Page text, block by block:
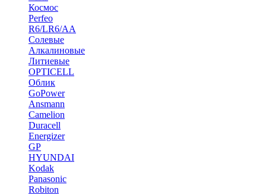
Космос
Perfeo
R6/LR6/AA
Солевые
Алкалиновые
Литиевые
OPTICELL
Облик
GoPower
Ansmann
Camelion
Duracell
Energizer
GP
HYUNDAI
Kodak
Panasonic
Robiton